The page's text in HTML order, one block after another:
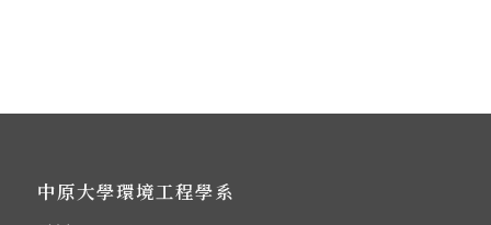
中原大學環境工程學系